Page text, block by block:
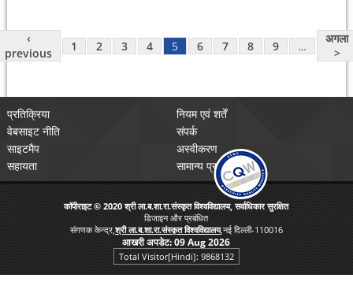
‹
previous
1 2 3 4 5 6 7 8 9 …
अगला
>
प्रतिक्रिया
नियम एवं शर्तें
वेबसाइट नीति
संपर्क
साइटमैप
अस्वीकरण
सहायता
सामान्य प्रश्न
कॉपीराइट © 2020 श्री ला.ब.शा.रा.संस्कृत विश्वविद्यालय, सर्वाधिकार सुरक्षित
डिजाइन और प्रबंधित
संगणक केन्द्र,श्री ला.ब.शा.रा.संस्कृत विश्वविद्यालय,नई दिल्ली-110016
आखरी अपडेट:09 Aug 2026
Total Visitor[Hindi]: 9868132